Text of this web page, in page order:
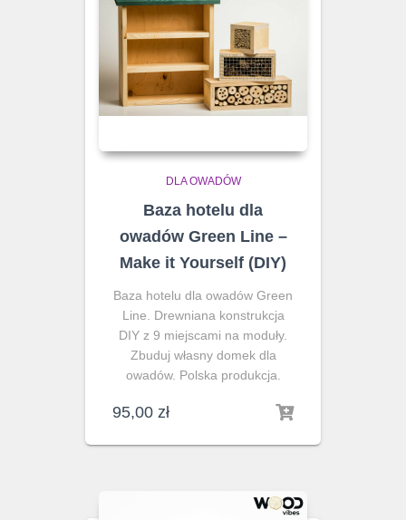
DLA OWADÓW
Baza hotelu dla
owadów Green Line –
Make it Yourself (DIY)
Baza hotelu dla owadów Green
Line. Drewniana konstrukcja
DIY z 9 miejscami na moduły.
Zbuduj własny domek dla
owadów. Polska produkcja.
95,00 zł